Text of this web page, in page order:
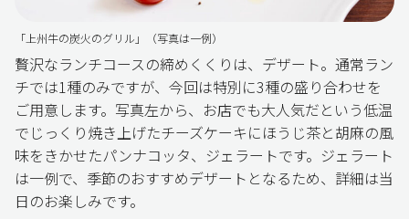
「上州牛の炭火のグリル」（写真は一例）
贅沢なランチコースの締めくくりは、デザート。通常ラン
チでは1種のみですが、今回は特別に3種の盛り合わせを
ご用意します。写真左から、お店でも大人気だという低温
でじっくり焼き上げたチーズケーキにほうじ茶と胡麻の風
味をきかせたパンナコッタ、ジェラートです。ジェラート
は一例で、季節のおすすめデザートとなるため、詳細は当
日のお楽しみです。